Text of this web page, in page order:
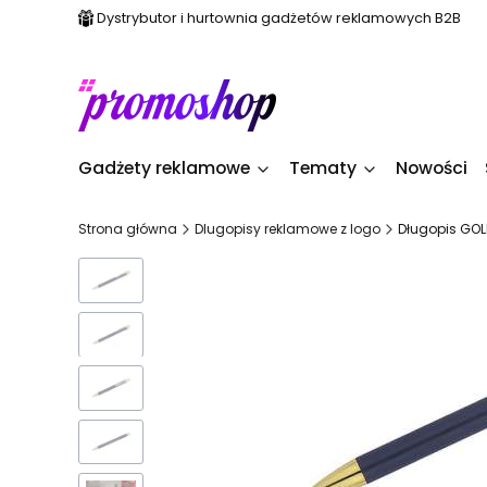
Dystrybutor i hurtownia gadżetów reklamowych B2B
Gadżety reklamowe Tematy Nowości
Strona główna Dlugopisy reklamowe z logo Długopis